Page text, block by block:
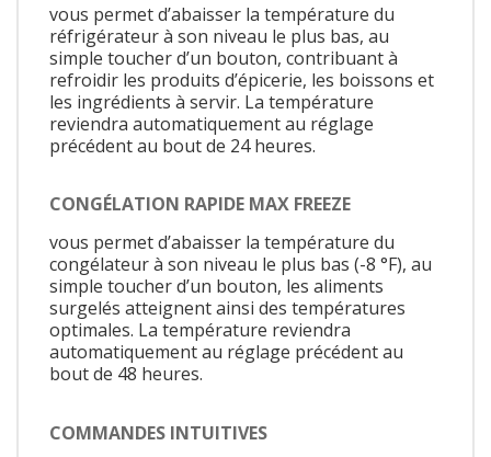
vous permet d’abaisser la température du
réfrigérateur à son niveau le plus bas, au
simple toucher d’un bouton, contribuant à
refroidir les produits d’épicerie, les boissons et
les ingrédients à servir. La température
reviendra automatiquement au réglage
précédent au bout de 24 heures.
CONGÉLATION RAPIDE MAX FREEZE
vous permet d’abaisser la température du
congélateur à son niveau le plus bas (-8 °F), au
simple toucher d’un bouton, les aliments
surgelés atteignent ainsi des températures
optimales. La température reviendra
automatiquement au réglage précédent au
bout de 48 heures.
COMMANDES INTUITIVES